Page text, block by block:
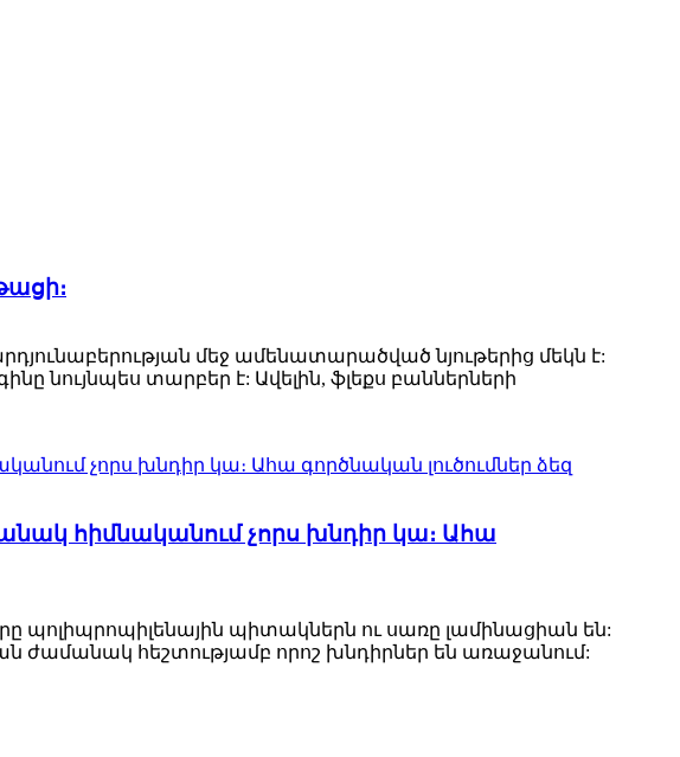
մեջ ամենատարածված նյութերից մեկն է:
նույնպես տարբեր է: Ավելին, ֆլեքս բաններների
հիմնականում չորս խնդիր կա։ Ահա
պիտակներն ու սառը լամինացիան են:
հեշտությամբ որոշ խնդիրներ են առաջանում: